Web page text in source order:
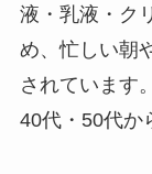
液・乳液・ク
め、忙しい朝
されています
40代・50代か